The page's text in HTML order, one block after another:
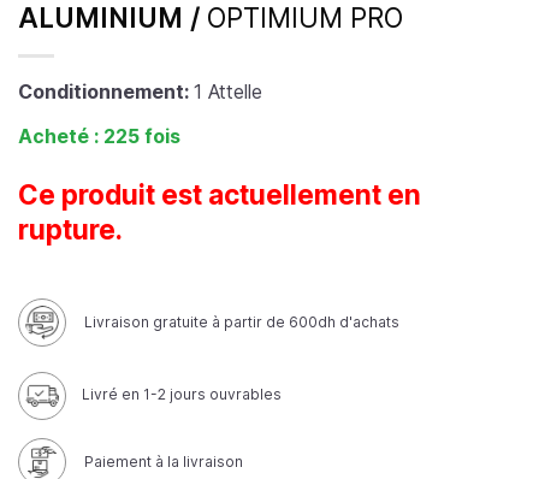
ALUMINIUM / OPTIMIUM PRO
Conditionnement: 1 Attelle
Acheté : 225 fois
Ce produit est actuellement en
rupture.
Livraison gratuite à partir de 600dh d'achats
Livré en 1-2 jours ouvrables
Paiement à la livraison